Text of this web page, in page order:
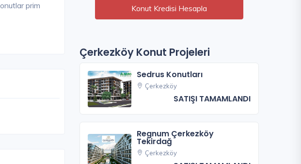
prim
Konut Kredisi Hesapla
Çerkezköy Konut Projeleri
Sedrus Konutları
Çerkezköy
SATIŞI TAMAMLANDI
Regnum Çerkezköy
Tekirdağ
Çerkezköy